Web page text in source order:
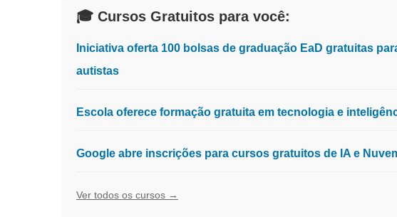
🎓 Cursos Gratuitos para você:
Iniciativa oferta 100 bolsas de graduação EaD gratuitas
autistas
Escola oferece formação gratuita em tecnologia e
Google abre inscrições para cursos gratuitos de IA e
Ver todos os cursos →